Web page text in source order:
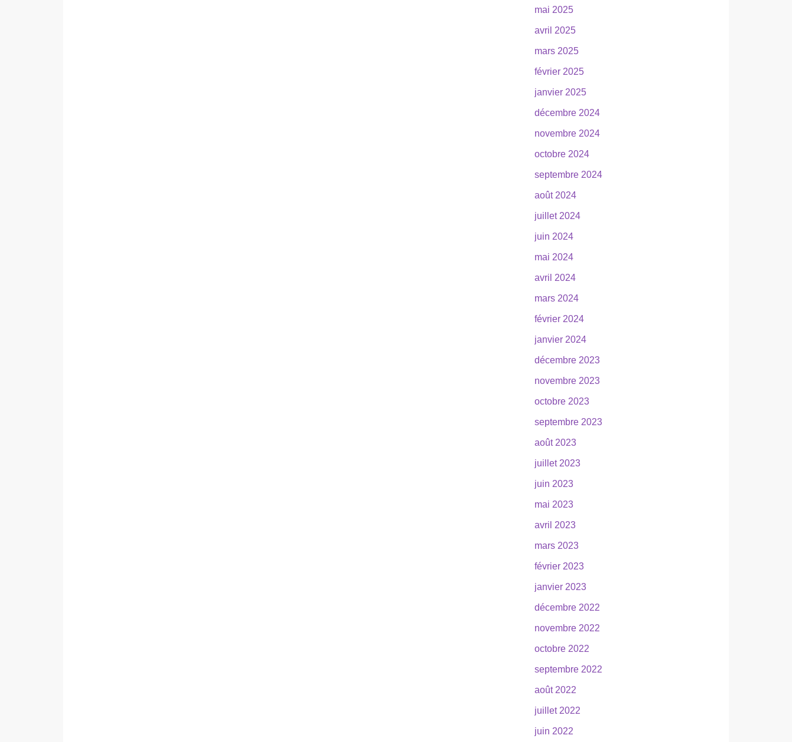
mai 2025
avril 2025
mars 2025
février 2025
janvier 2025
décembre 2024
novembre 2024
octobre 2024
septembre 2024
août 2024
juillet 2024
juin 2024
mai 2024
avril 2024
mars 2024
février 2024
janvier 2024
décembre 2023
novembre 2023
octobre 2023
septembre 2023
août 2023
juillet 2023
juin 2023
mai 2023
avril 2023
mars 2023
février 2023
janvier 2023
décembre 2022
novembre 2022
octobre 2022
septembre 2022
août 2022
juillet 2022
juin 2022